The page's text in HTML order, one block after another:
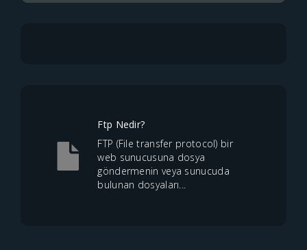
Ftp Nedir?
FTP (File transfer protocol) bir
web sunucusuna dosya
göndermenin veya sunucuda
bulunan dosyaları...